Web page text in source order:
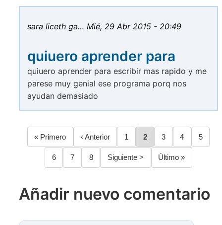
sara liceth ga… Mié, 29 Abr 2015 - 20:49
quiuero aprender para
quiuero aprender para escribir mas rapido y me
parese muy genial ese programa porq nos
ayudan demasiado
Paginación
Primera
página
« Primero
Página
anterior
‹ Anterior Página
1 Página
2 Página
3 Página
4 Página
5
Página
6 Página
7 Página
8
Siguiente
página
Siguiente >
Última
página
Último »
Añadir nuevo comentario